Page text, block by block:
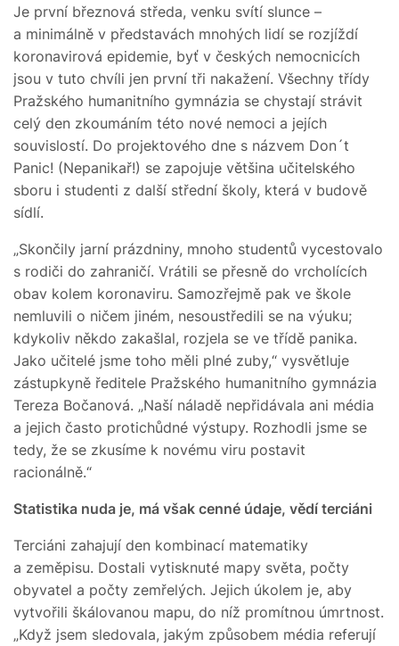
Je první březnová středa, venku svítí slunce –
a minimálně v představách mnohých lidí se rozjíždí
koronavirová epidemie, byť v českých nemocnicích
jsou v tuto chvíli jen první tři nakažení. Všechny třídy
Pražského humanitního gymnázia se chystají strávit
celý den zkoumáním této nové nemoci a jejích
souvislostí. Do projektového dne s názvem Don´t
Panic! (Nepanikař!) se zapojuje většina učitelského
sboru i studenti z další střední školy, která v budově
sídlí.
„Skončily jarní prázdniny, mnoho studentů vycestovalo
s rodiči do zahraničí. Vrátili se přesně do vrcholících
obav kolem koronaviru. Samozřejmě pak ve škole
nemluvili o ničem jiném, nesoustředili se na výuku;
kdykoliv někdo zakašlal, rozjela se ve třídě panika.
Jako učitelé jsme toho měli plné zuby,“ vysvětluje
zástupkyně ředitele Pražského humanitního gymnázia
Tereza Bočanová. „Naší náladě nepřidávala ani média
a jejich často protichůdné výstupy. Rozhodli jsme se
tedy, že se zkusíme k novému viru postavit
racionálně.“
Statistika nuda je, má však cenné údaje, vědí terciáni
Terciáni zahajují den kombinací matematiky
a zeměpisu. Dostali vytisknuté mapy světa, počty
obyvatel a počty zemřelých. Jejich úkolem je, aby
vytvořili škálovanou mapu, do níž promítnou úmrtnost.
„Když jsem sledovala, jakým způsobem média referují